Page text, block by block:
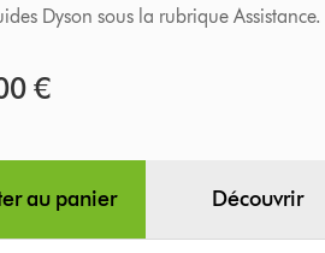
Dyson sous la rubrique Assistance.
€
au panier Découvrir